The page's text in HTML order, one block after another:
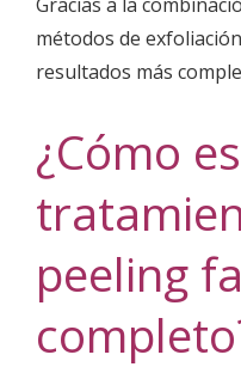
métodos de
resultados más
¿Cómo
peeling